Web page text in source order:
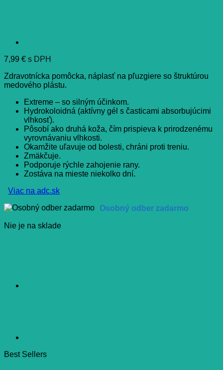
7,99 € s DPH
Zdravotnícka pomôcka, náplasť na pľuzgiere so štruktúrou
medového plástu.
Extreme – so silným účinkom.
Hydrokoloidná (aktívny gél s časticami absorbujúcimi
vlhkosť).
Pôsobí ako druhá koža, čím prispieva k prirodzenému
vyrovnávaniu vlhkosti.
Okamžite uľavuje od bolesti, chráni proti treniu.
Zmäkčuje.
Podporuje rýchle zahojenie rany.
Zostáva na mieste niekolko dní.
Viac na adc.sk
Osobný odber zadarmo
Nie je na sklade
Best Sellers